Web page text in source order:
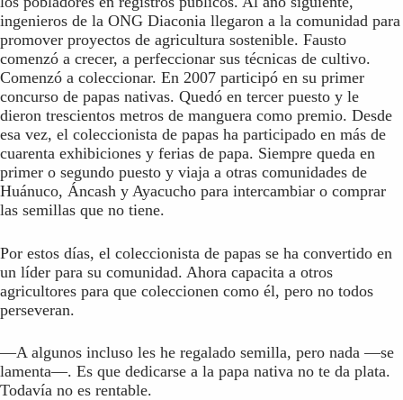
ingenieros de la ONG Diaconia llegaron a la comunidad para
promover proyectos de agricultura sostenible. Fausto
comenzó a crecer, a perfeccionar sus técnicas de cultivo.
Comenzó a coleccionar. En 2007 participó en su primer
concurso de papas nativas. Quedó en tercer puesto y le
dieron trescientos metros de manguera como premio. Desde
esa vez, el coleccionista de papas ha participado en más de
cuarenta exhibiciones y ferias de papa. Siempre queda en
primer o segundo puesto y viaja a otras comunidades de
Huánuco, Áncash y Ayacucho para intercambiar o comprar
las semillas que no tiene.
Por estos días, el coleccionista de papas se ha convertido en
un líder para su comunidad. Ahora capacita a otros
agricultores para que coleccionen como él, pero no todos
perseveran.
—A algunos incluso les he regalado semilla, pero nada —se
lamenta—. Es que dedicarse a la papa nativa no te da plata.
Todavía no es rentable.